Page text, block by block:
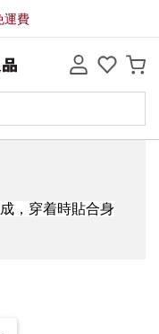
運費
，穿着時貼合身